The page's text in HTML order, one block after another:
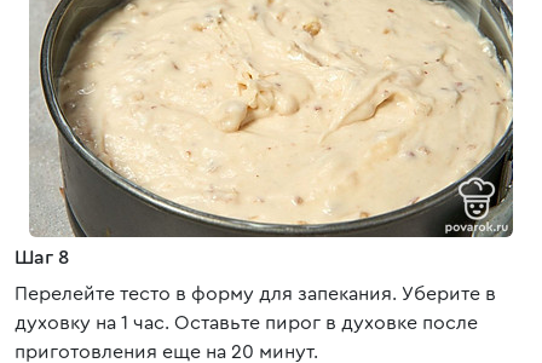
Шаг 8
Перелейте тесто в форму для запекания. Уберите в
духовку на 1 час. Оставьте пирог в духовке после
приготовления еще на 20 минут.